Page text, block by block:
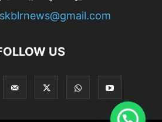
skblrnews@gmail.com
US